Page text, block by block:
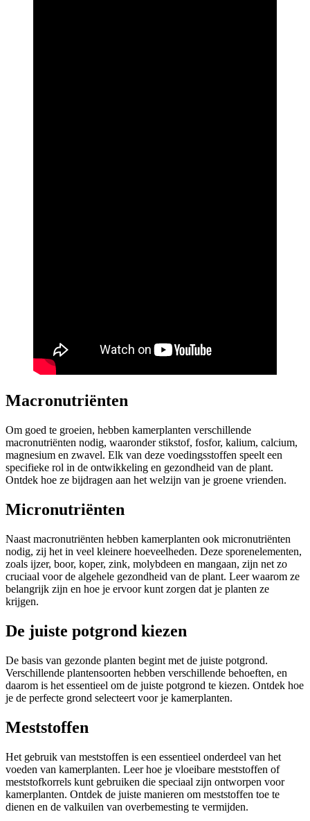
Macronutriënten
Om goed te groeien, hebben kamerplanten verschillende
macronutriënten nodig, waaronder stikstof, fosfor, kalium, calcium,
magnesium en zwavel. Elk van deze voedingsstoffen speelt een
specifieke rol in de ontwikkeling en gezondheid van de plant.
Ontdek hoe ze bijdragen aan het welzijn van je groene vrienden.
Micronutriënten
Naast macronutriënten hebben kamerplanten ook micronutriënten
nodig, zij het in veel kleinere hoeveelheden. Deze sporenelementen,
zoals ijzer, boor, koper, zink, molybdeen en mangaan, zijn net zo
cruciaal voor de algehele gezondheid van de plant. Leer waarom ze
belangrijk zijn en hoe je ervoor kunt zorgen dat je planten ze
krijgen.
De juiste potgrond kiezen
De basis van gezonde planten begint met de juiste potgrond.
Verschillende plantensoorten hebben verschillende behoeften, en
daarom is het essentieel om de juiste potgrond te kiezen. Ontdek hoe
je de perfecte grond selecteert voor je kamerplanten.
Meststoffen
Het gebruik van meststoffen is een essentieel onderdeel van het
voeden van kamerplanten. Leer hoe je vloeibare meststoffen of
meststofkorrels kunt gebruiken die speciaal zijn ontworpen voor
kamerplanten. Ontdek de juiste manieren om meststoffen toe te
dienen en de valkuilen van overbemesting te vermijden.